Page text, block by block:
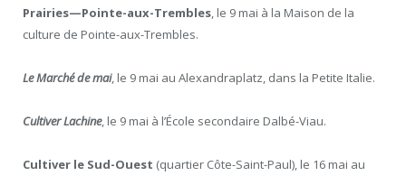
Prairies—Pointe-aux-Trembles , le 9 mai à la Maison de la
culture de Pointe-aux-Trembles.
Le Marché de mai, le 9 mai au Alexandraplatz, dans la Petite Italie.
Cultiver Lachine, le 9 mai à l’École secondaire Dalbé-Viau.
Cultiver le Sud-Ouest (quartier Côte-Saint-Paul), le 16 mai au